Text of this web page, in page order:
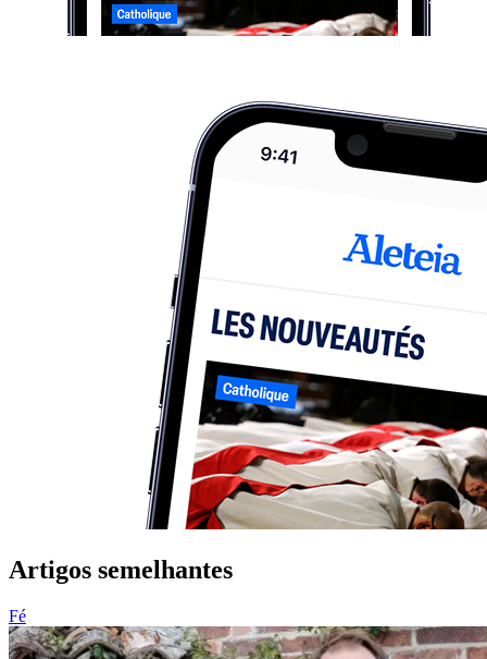
Artigos semelhantes
Fé